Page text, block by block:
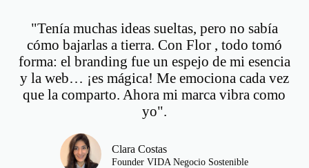
"Tenía muchas ideas sueltas, pero no sabía
cómo bajarlas a tierra. Con Flor , todo tomó
forma: el branding fue un espejo de mi esencia
y la web… ¡es mágica! Me emociona cada vez
que la comparto. Ahora mi marca vibra como
yo".
Clara Costas
Founder VIDA Negocio Sostenible